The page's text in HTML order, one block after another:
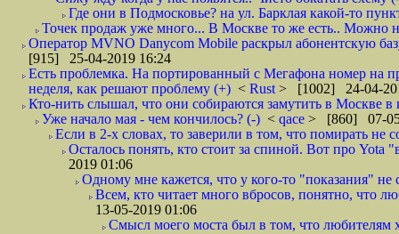
Где они в Подмосковье? на ул. Барклая какой-то
Точек продаж уже много... В Москве то же есть.. Можно
Оператор MVNO Danycom Mobile раскрыл абонентскую
[915] 25-04-2019 16:24
Есть проблемка. На портированный с Мегафона номер на
неделя, как решают проблему (+) < Rust > [1002] 24-04-
Кто-нить слышал, что они собираются замутить в Москве в
Уже начало мая - чем кончилось? (-) < qace > [860] 07-
Если в 2-х словах, то заверили в том, что помирать не
Осталось понять, кто стоит за спиной. Вот про Yota
2019 01:06
Одному мне кажется, что у кого-то "показания" не
Всем, кто читает много вбросов, понятно, что
13-05-2019 01:06
Смысл моего моста был в том, что любителям